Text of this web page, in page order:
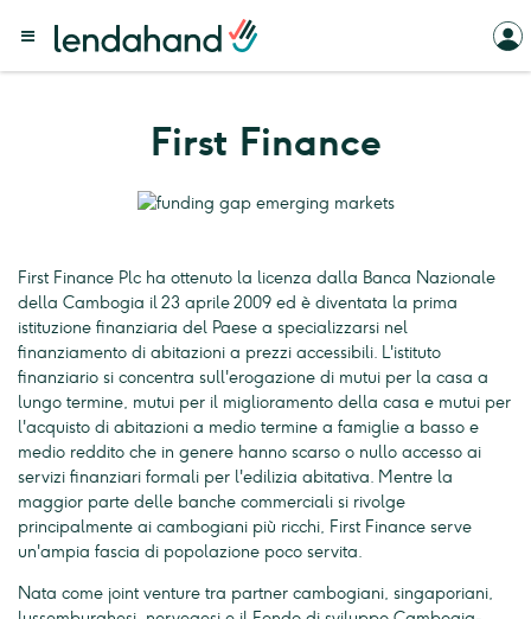
First Finance
First Finance Plc ha ottenuto la licenza dalla Banca Nazionale
della Cambogia il 23 aprile 2009 ed è diventata la prima
istituzione finanziaria del Paese a specializzarsi nel
finanziamento di abitazioni a prezzi accessibili. L'istituto
finanziario si concentra sull'erogazione di mutui per la casa a
lungo termine, mutui per il miglioramento della casa e mutui per
l'acquisto di abitazioni a medio termine a famiglie a basso e
medio reddito che in genere hanno scarso o nullo accesso ai
servizi finanziari formali per l'edilizia abitativa. Mentre la
maggior parte delle banche commerciali si rivolge
principalmente ai cambogiani più ricchi, First Finance serve
un'ampia fascia di popolazione poco servita.
Nata come joint venture tra partner cambogiani, singaporiani,